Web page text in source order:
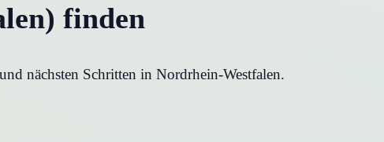
finden
nächsten Schritten in Nordrhein-Westfalen.